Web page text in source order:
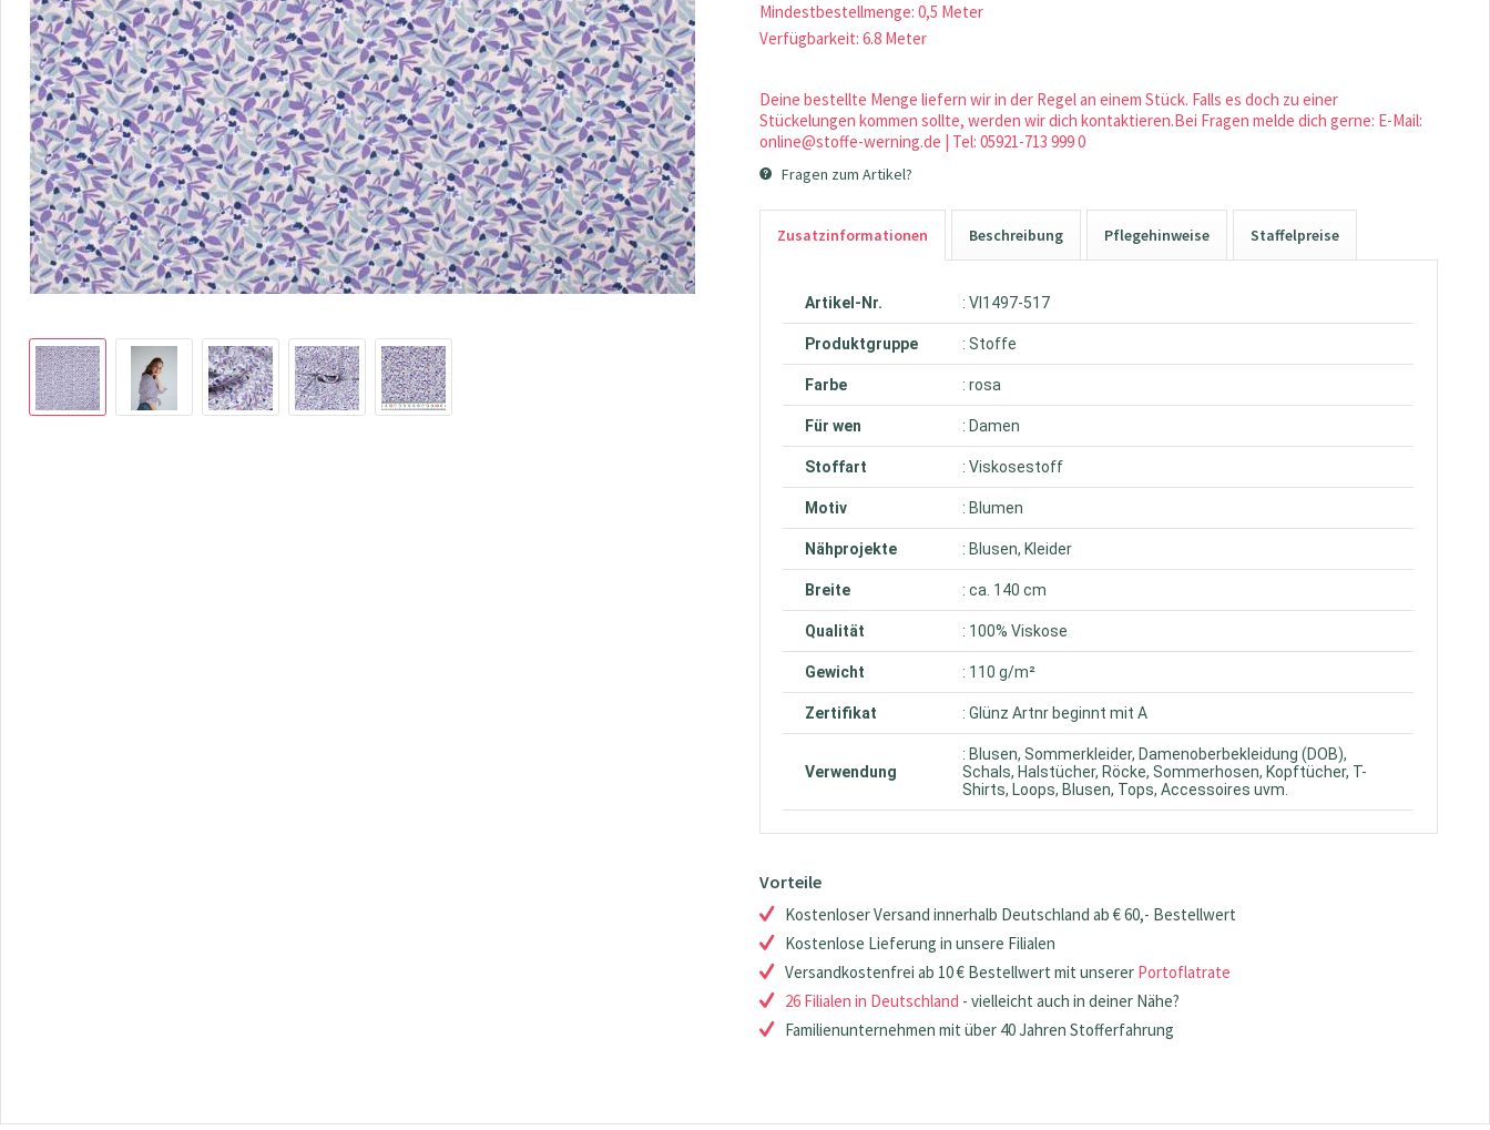
Mindestbestellmenge: 0,5 Meter
Verfügbarkeit: 6.8 Meter
Deine bestellte Menge liefern wir in der Regel an einem Stück. Falls es doch zu einer
Stückelungen kommen sollte, werden wir dich kontaktieren.Bei Fragen melde dich gerne: E-Mail:
online@stoffe-werning.de | Tel: 05921-713 999 0
Fragen zum Artikel?
Zusatzinformationen Beschreibung Pflegehinweise Staffelpreise
Artikel-Nr. : VI1497-517
Produktgruppe : Stoffe
Farbe : rosa
Für wen : Damen
Stoffart : Viskosestoff
Motiv : Blumen
Nähprojekte : Blusen, Kleider
Breite : ca. 140 cm
Qualität : 100% Viskose
Gewicht : 110 g/m²
Zertifikat : Glünz Artnr beginnt mit A
Verwendung
: Blusen, Sommerkleider, Damenoberbekleidung (DOB),
Schals, Halstücher, Röcke, Sommerhosen, Kopftücher, T-
Shirts, Loops, Blusen, Tops, Accessoires uvm.
Vorteile
Kostenloser Versand innerhalb Deutschland ab € 60,- Bestellwert
Kostenlose Lieferung in unsere Filialen
Versandkostenfrei ab 10 € Bestellwert mit unserer Portoflatrate
26 Filialen in Deutschland - vielleicht auch in deiner Nähe?
Familienunternehmen mit über 40 Jahren Stofferfahrung